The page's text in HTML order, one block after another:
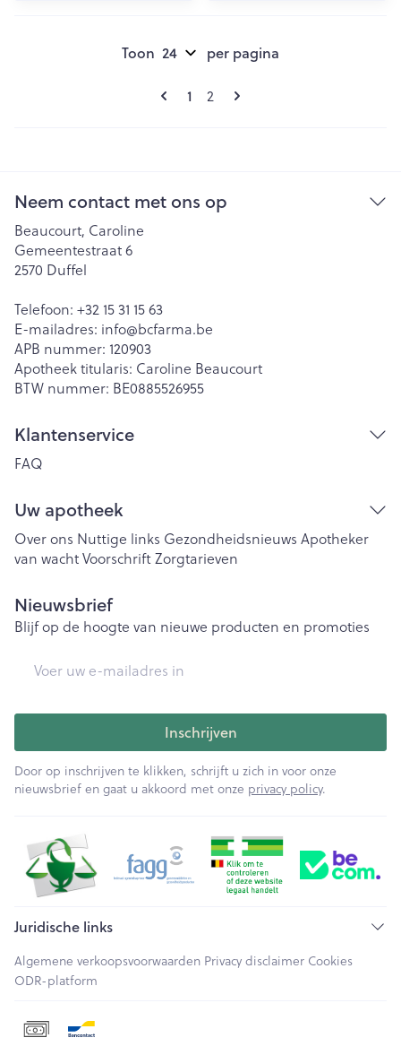
Pagina's
U lees momenteel pagina
1 Pagina
2
Toon per pagina
Neem contact met ons op
Beaucourt, Caroline
Gemeentestraat 6
2570 Duffel
Telefoon: +32 15 31 15 63
E-mailadres: info@bcfarma.be
APB nummer: 120903
Apotheek titularis: Caroline Beaucourt
BTW nummer: BE0885526955
Klantenservice
FAQ
Uw apotheek
Over ons Nuttige links Gezondheidsnieuws Apotheker
van wachtVoorschriftZorgtarieven
Nieuwsbrief
Blijf op de hoogte van nieuwe producten en promoties
Inschrijven
Door op inschrijven te klikken, schrijft u zich in voor onze
nieuwsbrief en gaat u akkoord met onze privacy policy.
Juridische links
Algemene verkoopsvoorwaarden Privacy disclaimer Cookies
ODR-platform